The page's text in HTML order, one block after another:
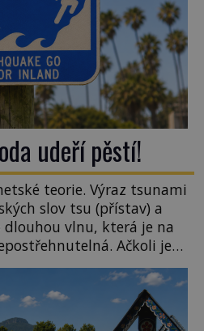
udeří pěstí!
teorie. Výraz tsunami
slov tsu (přístav) a
dlouhou vlnu, která je na
Ačkoli je
300 kilometrů, výška vlny
1,5 metru. Máme se
i v Evropě? Vznik